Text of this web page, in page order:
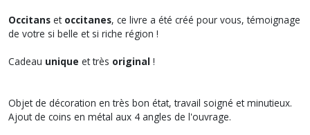
Occitans et occitanes, ce livre a été créé pour vous, témoignage
de votre si belle et si riche région !
Cadeau unique et très original !
Objet de décoration en très bon état, travail soigné et minutieux.
Ajout de coins en métal aux 4 angles de l'ouvrage.